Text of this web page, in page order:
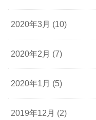
2020年3月 (10)
2020年2月 (7)
2020年1月 (5)
2019年12月 (2)